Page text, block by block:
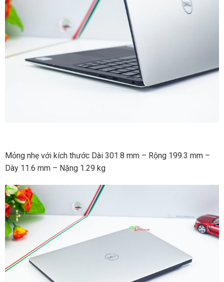
Mỏng nhẹ với kích thước Dài 301.8 mm – Rộng 199.3 mm –
Dày 11.6 mm – Nặng 1.29 kg